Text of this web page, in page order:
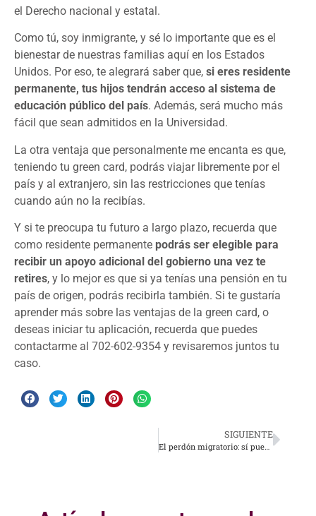
el Derecho nacional y estatal.
Como tú, soy inmigrante, y sé lo importante que es el
bienestar de nuestras familias aquí en los Estados
Unidos. Por eso, te alegrará saber que, si eres residente
permanente, tus hijos tendrán acceso al sistema de
educación público del país. Además, será mucho más
fácil que sean admitidos en la Universidad.
La otra ventaja que personalmente me encanta es que,
teniendo tu green card, podrás viajar libremente por el
país y al extranjero, sin las restricciones que tenías
cuando aún no la recibías.
Y si te preocupa tu futuro a largo plazo, recuerda que
como residente permanente podrás ser elegible para
recibir un apoyo adicional del gobierno una vez te
retires, y lo mejor es que si ya tenías una pensión en tu
país de origen, podrás recibirla también. Si te gustaría
aprender más sobre las ventajas de la green card, o
deseas iniciar tu aplicación, recuerda que puedes
contactarme al 702-602-9354 y revisaremos juntos tu
caso.
SIGUIENTE
El perdón migratorio: sí puedes alcanzar tu sueño